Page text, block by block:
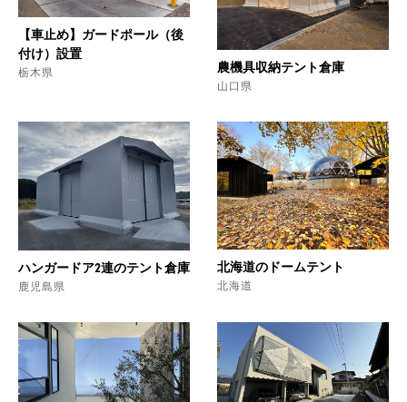
【車止め】ガードポール（後
付け）設置
栃木県 農機具収納テント倉庫
山口県
ハンガードア2連のテント倉庫
鹿児島県
北海道のドームテント
北海道